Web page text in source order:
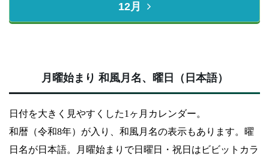
12月
月曜始まり 和風月名、曜日（日本語）
日付を大きく見やすくした1ヶ月カレンダー。
和暦（令和8年）が入り、和風月名の表示もあります。曜
日名が日本語。月曜始まりで日曜日・祝日はビビットカラ